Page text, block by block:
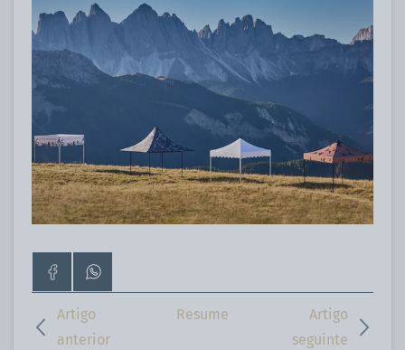
para
página
Contacte-
nos
pelo
WhatsApp
Artigo
anterior
Resume
Artigo
seguinte